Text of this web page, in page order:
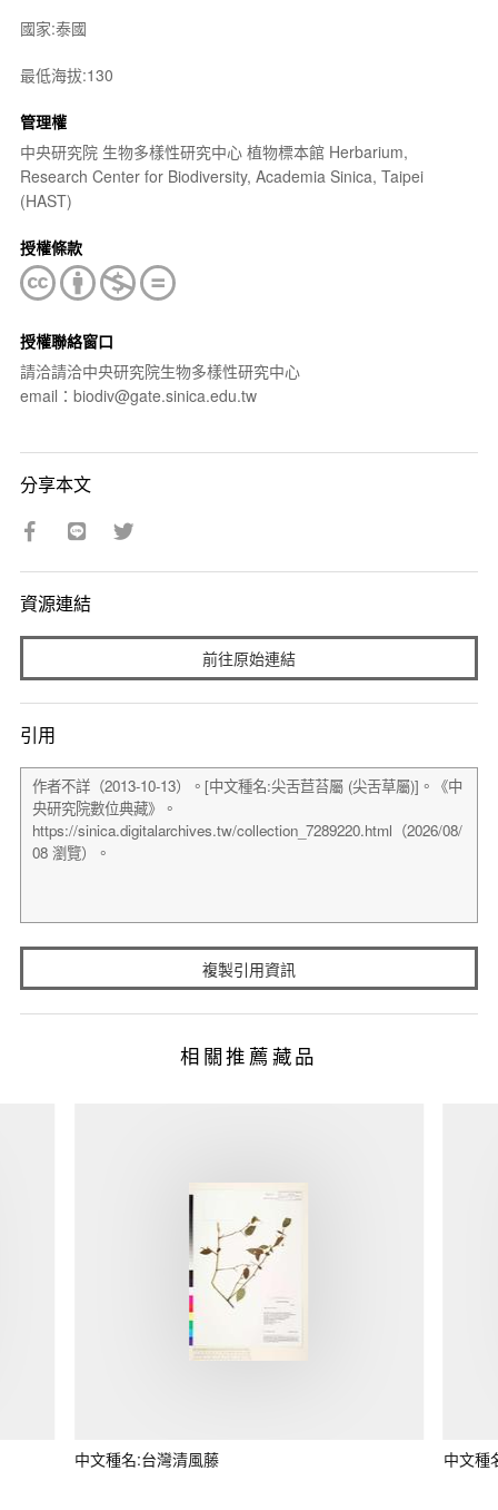
國家:泰國
最低海拔:130
管理權
中央研究院 生物多樣性研究中心 植物標本館 Herbarium,
Research Center for Biodiversity, Academia Sinica, Taipei
(HAST)
授權條款
授權聯絡窗口
請洽請洽中央研究院生物多樣性研究中心
email：biodiv@gate.sinica.edu.tw
分享本文
資源連結
前往原始連結
引用
複製引用資訊
相關推薦藏品
中文種名:台灣清風藤 中文種